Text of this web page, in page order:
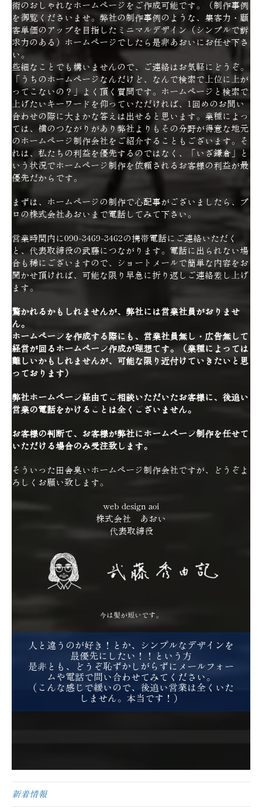
術のおしゃれなホームページをご作成可能です。（制作事例
を御覧くださいませ。弊社の制作事例のような、集客力・顧
客単価のアップを目指したミニマルデザイン（シンプルで訴
求力のある）ホームページでしたら是非あおいにお任せ下さ
い。
些細なことでも構いませんので、ご連絡はお気軽にどうぞ。
「うちのホームページなんだけど、なんで検索で上位に上が
ってこないの？」よく頂く質問です。ホームページと検索で
上げたいキーワードを仰っていただければ、1回めのお問い
合わせの際に大まかな答えは出せると思います。業種によっ
ては、横のつながりがあり弊社よりもその分野が得意な地元
のホームページ制作会社をご紹介することもございます。そ
れは、私たちの利益を優先するのではなく、「いざ鎌倉」と
いう状況でホームページ制作を依頼されるお客様の利益が最
優先だからです。
まずは、ホームページの制作で心配事がございましたら、プ
ロの株式会社あおいまで電話してみて下さい。
営業時間内に090-3469-3462の携帯電話にご連絡いただく
と、代表取締役の武藤につながります。電話に出られない場
合も稀にございますので、ショートメールで簡単な内容をお
聞かせ頂ければ、可能な限り早急に折り返しご連絡差し上げ
ます。
驚かれるかもしれませんが、弊社には営業社員がおりませ
ん。
ホームページを作成する際にも、営業社員無し・広告無しで
経営が回るホームページ作成が理想です。（業種によっては
難しいかもしれませんが、可能な限り近付けていきたいと思
っております）
弊社ホームページ経由でご相談いただいたお客様に、後追い
営業の電話をかけることは全くございません。
お客様の判断で、お客様が弊社にホームページ制作を任せて
いただける場合のみ受注致します。
そういった田舎臭いホームページ制作会社ですが、どうぞよ
ろしくお願い致します。
web design aoi
株式会社 あおい
代表取締役
今は髪が短いです。
人と違うのが好き！とか、シンプルなデザインを
最優先にしたい！！という方
是非とも、どうぞ恥ずかしがらずにメールフォー
ムや電話で問い合わせてみてください。
（こんな感じで緩いので、後追い営業は全くいた
しません。本当です！）
新着情報